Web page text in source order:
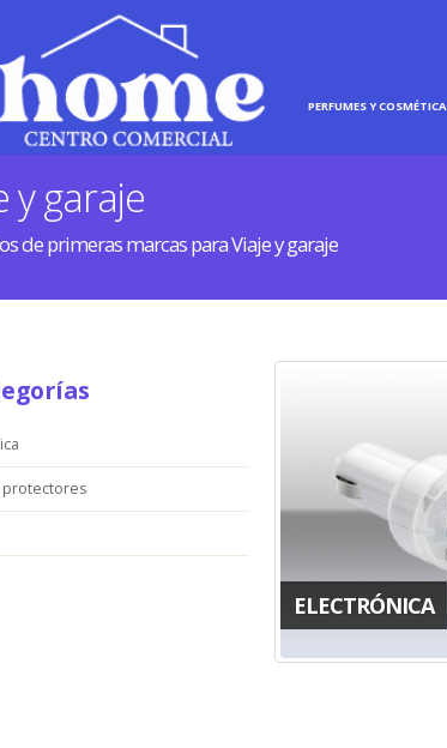
INICIO HOGAR PERFUMES Y COSMÉTICA
y garaje
de primeras marcas para Viaje y garaje
protectores
ELECTRÓNICA